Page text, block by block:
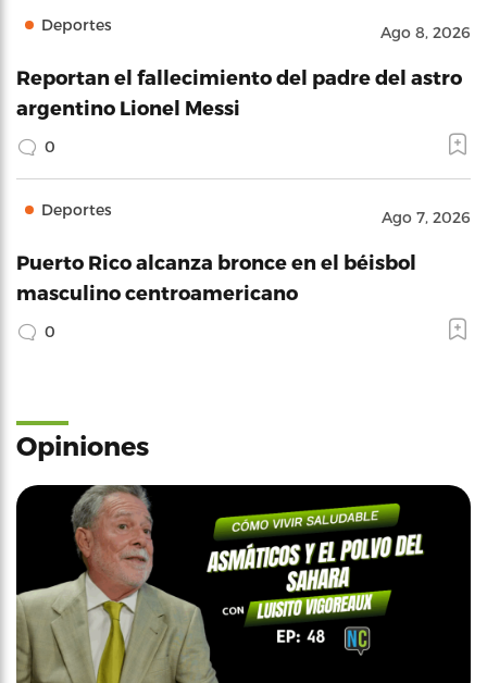
Deportes Ago 8, 2026
Reportan el fallecimiento del padre del astro
argentino Lionel Messi
0
Deportes Ago 7, 2026
Puerto Rico alcanza bronce en el béisbol
masculino centroamericano
0
Opiniones